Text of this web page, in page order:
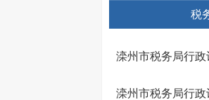
税
滦州市税务局行政
滦州市税务局行政